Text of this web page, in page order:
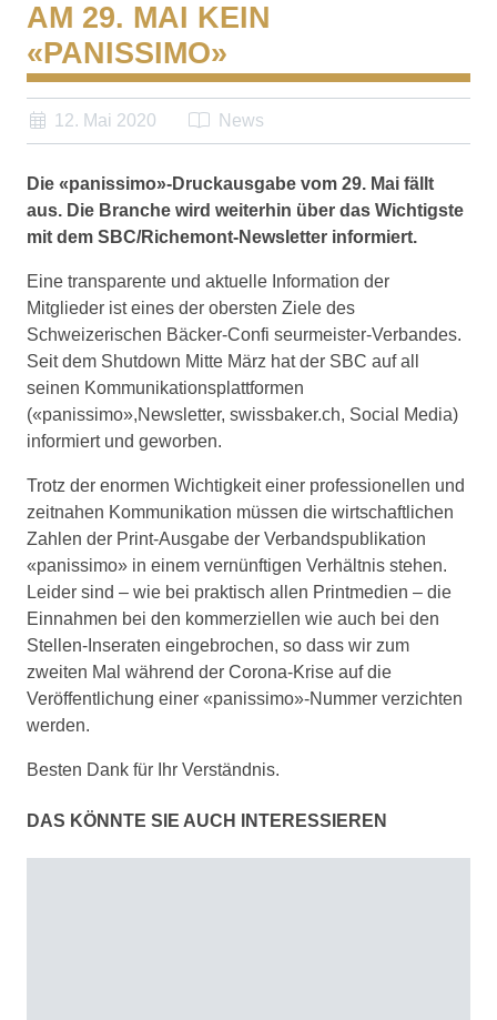
AM 29. MAI KEIN
«PANISSIMO»
12. Mai 2020 News
Die «panissimo»-Druckausgabe vom 29. Mai fällt
aus. Die Branche wird weiterhin über das Wichtigste
mit dem SBC/Richemont-Newsletter informiert.
Eine transparente und aktuelle Information der
Mitglieder ist eines der obersten Ziele des
Schweizerischen Bäcker-Confi seurmeister-Verbandes.
Seit dem Shutdown Mitte März hat der SBC auf all
seinen Kommunikationsplattformen
(«panissimo»,Newsletter, swissbaker.ch, Social Media)
informiert und geworben.
Trotz der enormen Wichtigkeit einer professionellen und
zeitnahen Kommunikation müssen die wirtschaftlichen
Zahlen der Print-Ausgabe der Verbandspublikation
«panissimo» in einem vernünftigen Verhältnis stehen.
Leider sind – wie bei praktisch allen Printmedien – die
Einnahmen bei den kommerziellen wie auch bei den
Stellen-Inseraten eingebrochen, so dass wir zum
zweiten Mal während der Corona-Krise auf die
Veröffentlichung einer «panissimo»-Nummer verzichten
werden.
Besten Dank für Ihr Verständnis.
DAS KÖNNTE SIE AUCH INTERESSIEREN